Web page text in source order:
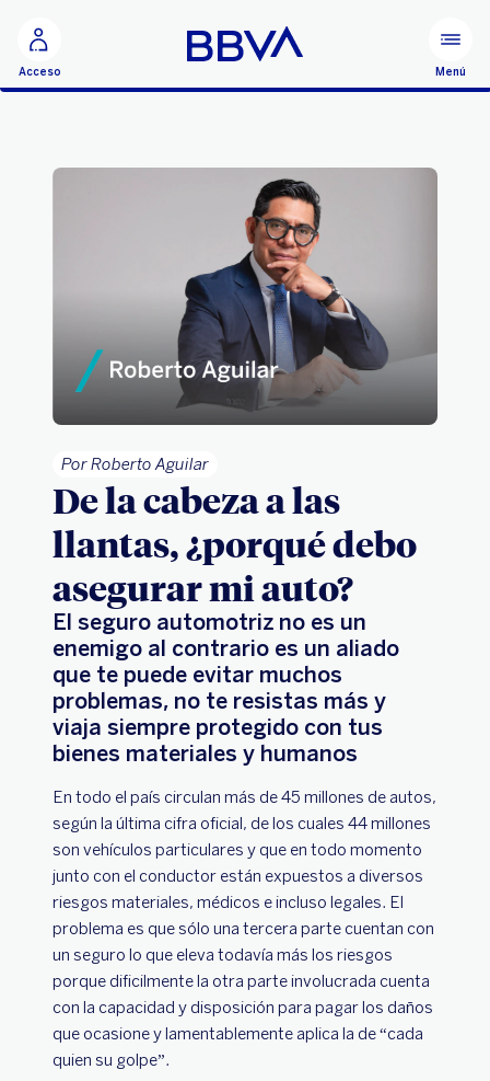
Acceso Menú
Por Roberto Aguilar
De la cabeza a las
llantas, ¿porqué debo
asegurar mi auto?
El seguro automotriz no es un
enemigo al contrario es un aliado
que te puede evitar muchos
problemas, no te resistas más y
viaja siempre protegido con tus
bienes materiales y humanos
En todo el país circulan más de 45 millones de autos,
según la última cifra oficial, de los cuales 44 millones
son vehículos particulares y que en todo momento
junto con el conductor están expuestos a diversos
riesgos materiales, médicos e incluso legales. El
problema es que sólo una tercera parte cuentan con
un seguro lo que eleva todavía más los riesgos
porque dificilmente la otra parte involucrada cuenta
con la capacidad y disposición para pagar los daños
que ocasione y lamentablemente aplica la de “cada
quien su golpe”.